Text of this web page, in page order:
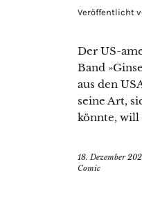
Veröffentlicht
Der US-
Band
aus den
seine Art,
könnte, will
18. Dezember
Comic